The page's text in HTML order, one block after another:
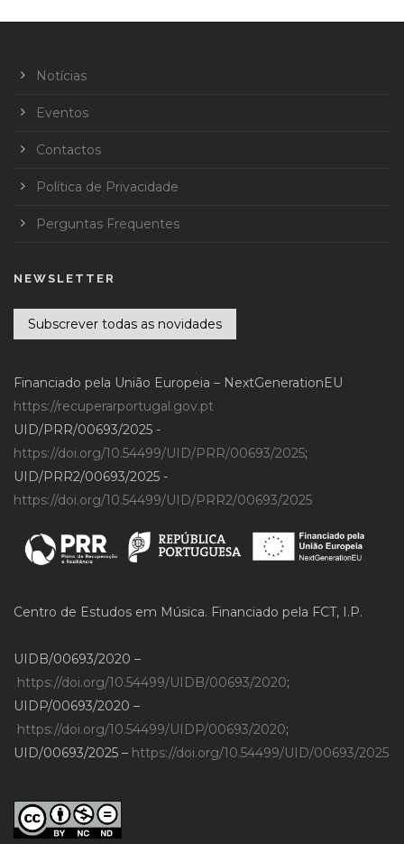
Notícias
Eventos
Contactos
Política de Privacidade
Perguntas Frequentes
NEWSLETTER
Subscrever todas as novidades
Financiado pela União Europeia – NextGenerationEU
https://recuperarportugal.gov.pt
UID/PRR/00693/2025 -
https://doi.org/10.54499/UID/PRR/00693/2025;
UID/PRR2/00693/2025 -
https://doi.org/10.54499/UID/PRR2/00693/2025
Centro de Estudos em Música. Financiado pela FCT, I.P.
UIDB/00693/2020 –
https://doi.org/10.54499/UIDB/00693/2020;
UIDP/00693/2020 –
https://doi.org/10.54499/UIDP/00693/2020;
UID/00693/2025 – https://doi.org/10.54499/UID/00693/2025